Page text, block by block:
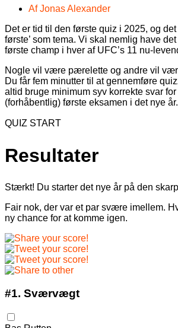
AfJonas Alexander
Det er tid til den første quiz i 2025, og det
første’ som tema. Vi skal nemlig have
første champ i hver af UFC’s 11 nu-
Nogle vil være pærelette og andre vil
Du får fem minutter til at gennemføre
altid bruge minimum syv korrekte svar
(forhåbentlig) første eksamen i det nye år.
QUIZ START
Resultater
Stærkt! Du starter det nye år på den
Fair nok, der var et par svære imellem.
ny chance for at komme igen.
#1. Sværvægt